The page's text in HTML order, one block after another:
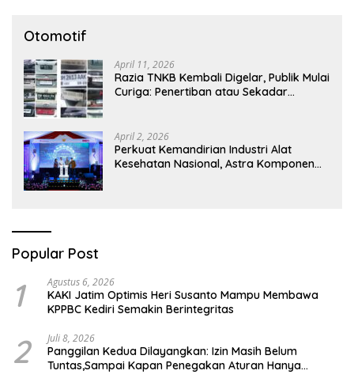
Otomotif
April 11, 2026
Razia TNKB Kembali Digelar, Publik Mulai
Curiga: Penertiban atau Sekadar
April 2, 2026
Perkuat Kemandirian Industri Alat
Kesehatan Nasional, Astra Komponen
Popular Post
1 Agustus 6, 2026
KAKI Jatim Optimis Heri Susanto Mampu Membawa
KPPBC Kediri Semakin Berintegritas
2 Juli 8, 2026
Panggilan Kedua Dilayangkan: Izin Masih Belum
Tuntas,Sampai Kapan Penegakan Aturan Hanya